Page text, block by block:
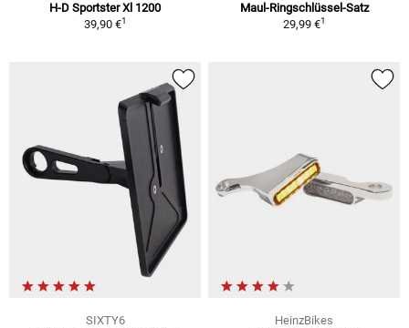
H-D Sportster Xl 1200
39,90 €1
Maul-Ringschlüssel-Satz
29,99 €1
SIXTY6
HeinzBikes